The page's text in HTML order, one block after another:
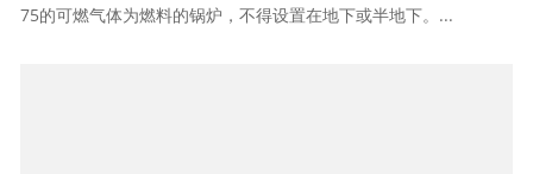
75的可燃气体为燃料的锅炉，不得设置在地下或半地下。...